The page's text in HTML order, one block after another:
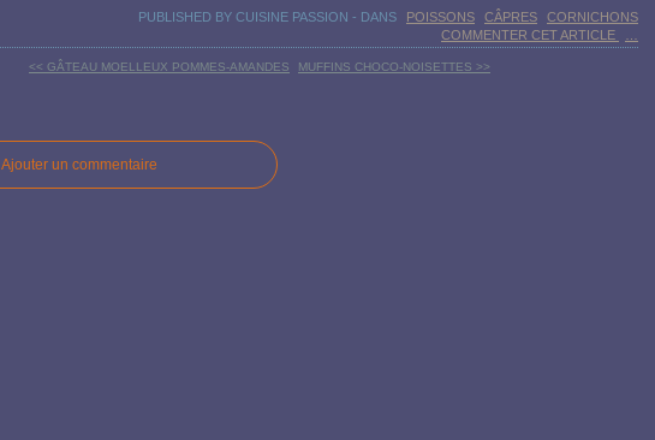
PUBLISHED BY CUISINE PASSION - DANS POISSONS CÂPRES
CORNICHONS
COMMENTER CET ARTICLE
<< GÂTEAU MOELLEUX POMMES-AMANDES MUFFINS CHOCO-NOISETTES >>
Ajouter un commentaire